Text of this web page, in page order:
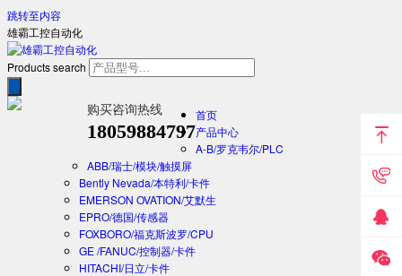
跳转至内容
雄霸工控自动化
Products search
购买咨询热线
18059884797
首页
产品中心
A-B/罗克韦尔/PLC
ABB/瑞士/模块/触摸屏
Bently Nevada/本特利/卡件
EMERSON OVATION/艾默生
EPRO/德国/传感器
FOXBORO/福克斯波罗/CPU
GE /FANUC/控制器/卡件
HITACHI/日立/卡件